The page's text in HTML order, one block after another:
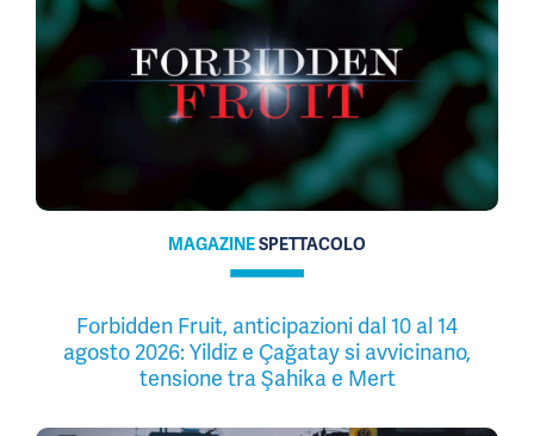
MAGAZINESPETTACOLO
Forbidden Fruit, anticipazioni dal 10 al 14
agosto 2026: Yildiz e Çağatay si avvicinano,
tensione tra Şahika e Mert